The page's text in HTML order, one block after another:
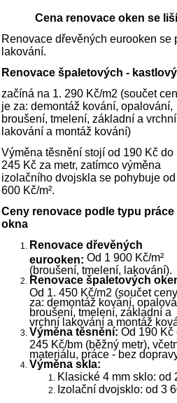
Cena renovace oken se
Renovace dřevěných eurooken se
lakování.
Renovace špaletových -
začíná na 1. 290 Kč/m2 (součet
je za: demontáž kování, opalování,
broušení, tmelení, základní a vrchní
lakování a montáž kování)
Výměna těsnění stojí od 190 Kč do
245 Kč za metr, zatímco výměna
izolačního dvojskla se pohybuje
600 Kč/m².
Ceny renovace podle typu práce
okna
Renovace dřevěných
eurooken: Od 1 900 Kč/m²
(broušení, tmelení, lakování).
Renovace špaletových
Od 1. 450 Kč/m2 (součet
za: demontáž kování,
broušení, tmelení, základní a
vrchní lakování a montáž
Výměna těsnění: Od 190 Kč
245 Kč/bm (běžný metr),
materiálu, práce - bez
Výměna skla:
Klasické 4 mm sklo: od
Izolační dvojsklo: od 3